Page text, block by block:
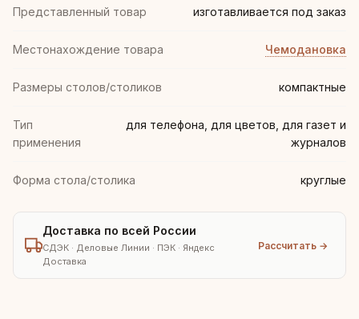
Представленный товар изготавливается под заказ
Местонахождение товара Чемодановка
Размеры столов/столиков компактные
Тип
применения
для телефона, для цветов, для газет и
журналов
Форма стола/столика круглые
Доставка по всей России
СДЭК · Деловые Линии · ПЭК · Яндекс
Доставка
Рассчитать →